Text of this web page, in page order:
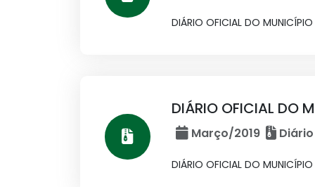
DIÁRIO OFICIAL DO
DIÁRIO OFICIAL DO
Março/2019
DIÁRIO OFICIAL DO